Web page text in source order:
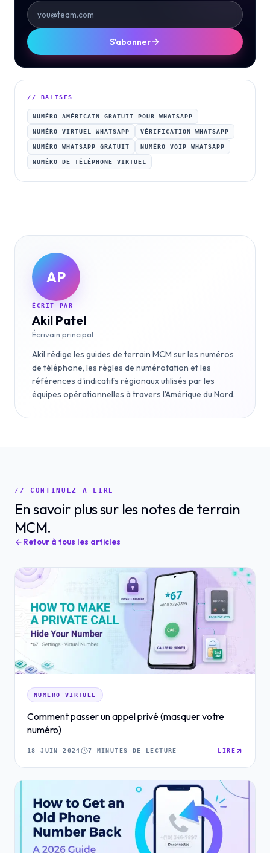
S'abonner
// BALISES
NUMÉRO AMÉRICAIN GRATUIT POUR WHATSAPP
NUMÉRO VIRTUEL WHATSAPP VÉRIFICATION WHATSAPP
NUMÉRO WHATSAPP GRATUIT NUMÉRO VOIP WHATSAPP
NUMÉRO DE TÉLÉPHONE VIRTUEL
AP
ÉCRIT PAR
Akil Patel
Écrivain principal
Akil rédige les guides de terrain MCM sur les numéros
de téléphone, les règles de numérotation et les
références d'indicatifs régionaux utilisés par les
équipes opérationnelles à travers l'Amérique du Nord.
// CONTINUEZ À LIRE
En savoir plus sur les notes de terrain
MCM.
Retour à tous les articles
NUMÉRO VIRTUEL
Comment passer un appel privé (masquer votre
numéro)
18 JUIN 2024 7 MINUTES DE LECTURE LIRE